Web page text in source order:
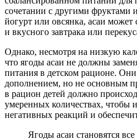
сочетании с другими фруктами
йогурт или овсянка, асаи может
и вкусного завтрака или
Однако, несмотря на низкую
что ягоды асаи не должны
питания в детском рационе.
дополнением, но не основным
в рацион детей должно
умеренных количествах, чтобы
негативных реакций и
Ягоды асаи становятся